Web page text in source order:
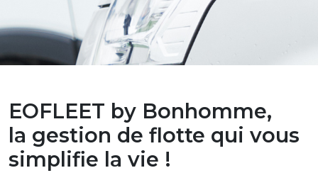
EOFLEET by Bonhomme,
la gestion de flotte qui vous
simplifie la vie !